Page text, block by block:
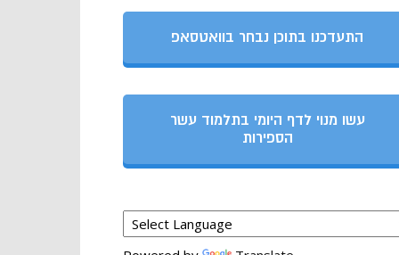
התעדכנו בתוכן נבחר בוואטסאפ
עשו מנוי לדף היומי בתלמוד עשר
הספירות